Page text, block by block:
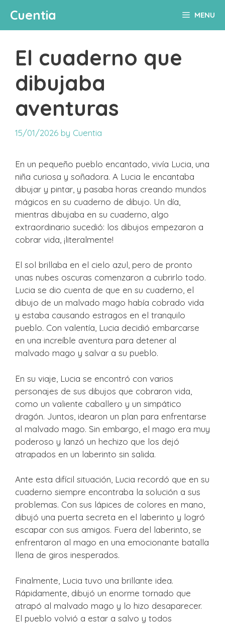
content
Cuentia MENU
El cuaderno que
dibujaba
aventuras
15/01/2026 by Cuentia
En un pequeño pueblo encantado, vivía Lucia, una
niña curiosa y soñadora. A Lucia le encantaba
dibujar y pintar, y pasaba horas creando mundos
mágicos en su cuaderno de dibujo. Un día,
mientras dibujaba en su cuaderno, algo
extraordinario sucedió: los dibujos empezaron a
cobrar vida, ¡literalmente!
El sol brillaba en el cielo azul, pero de pronto
unas nubes oscuras comenzaron a cubrirlo todo.
Lucia se dio cuenta de que en su cuaderno, el
dibujo de un malvado mago había cobrado vida
y estaba causando estragos en el tranquilo
pueblo. Con valentía, Lucia decidió embarcarse
en una increíble aventura para detener al
malvado mago y salvar a su pueblo.
En su viaje, Lucia se encontró con varios
personajes de sus dibujos que cobraron vida,
como un valiente caballero y un simpático
dragón. Juntos, idearon un plan para enfrentarse
al malvado mago. Sin embargo, el mago era muy
poderoso y lanzó un hechizo que los dejó
atrapados en un laberinto sin salida.
Ante esta difícil situación, Lucia recordó que en su
cuaderno siempre encontraba la solución a sus
problemas. Con sus lápices de colores en mano,
dibujó una puerta secreta en el laberinto y logró
escapar con sus amigos. Fuera del laberinto, se
enfrentaron al mago en una emocionante batalla
llena de giros inesperados.
Finalmente, Lucia tuvo una brillante idea.
Rápidamente, dibujó un enorme tornado que
atrapó al malvado mago y lo hizo desaparecer.
El pueblo volvió a estar a salvo y todos